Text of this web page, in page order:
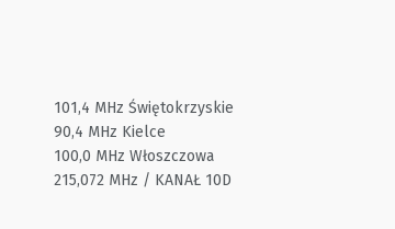
101,4 MHz Świętokrzyskie
90,4 MHz Kielce
100,0 MHz Włoszczowa
215,072 MHz / KANAŁ 10D